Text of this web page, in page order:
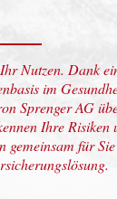
Nutzen. Dank
im
Sprenger AG
Ihre Risiken
gemeinsam für